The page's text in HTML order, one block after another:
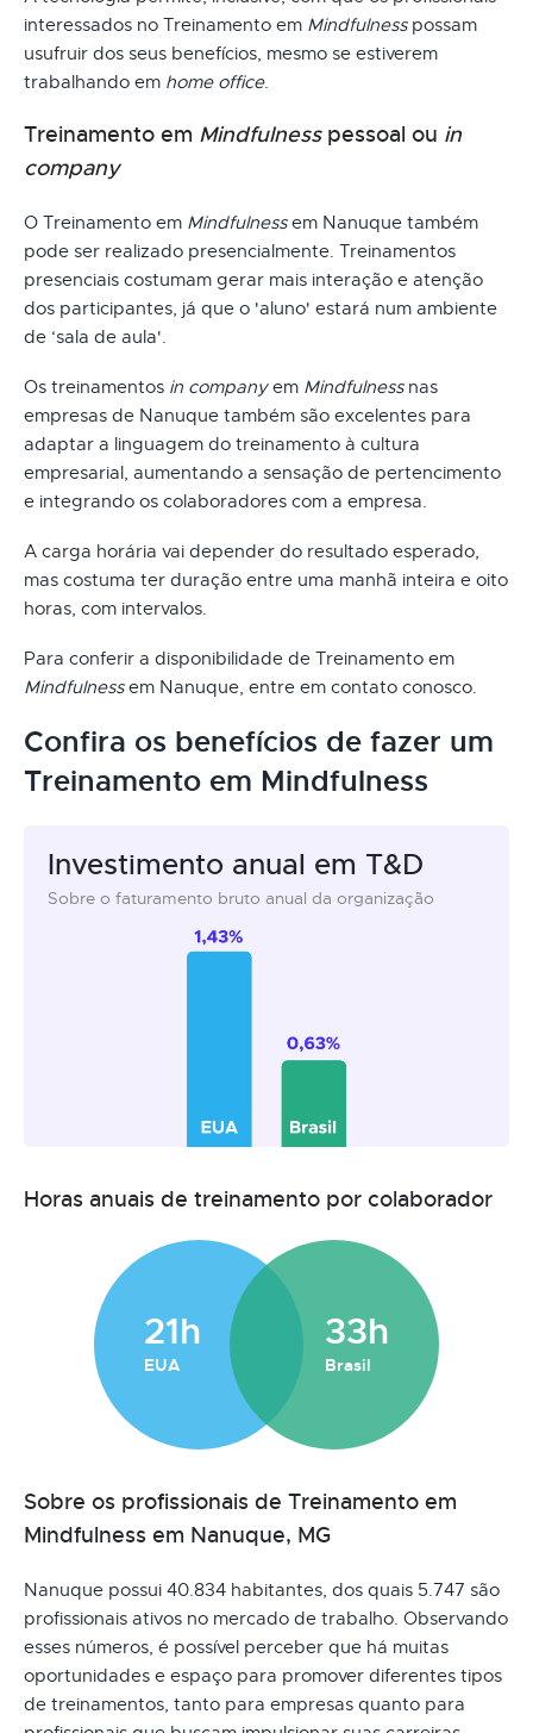
interessados no Treinamento em Mindfulnesspossam
usufruir dos seus benefícios, mesmo se estiverem
trabalhando em home office.
Treinamento em Mindfulnesspessoal ou in
company
O Treinamento em Mindfulnessem Nanuque também
pode ser realizado presencialmente. Treinamentos
presenciais costumam gerar mais interação e atenção
dos participantes, já que o 'aluno' estará num ambiente
de ‘sala de aula'.
Os treinamentos in companyem Mindfulnessnas
empresas de Nanuque também são excelentes para
adaptar a linguagem do treinamento à cultura
empresarial, aumentando a sensação de pertencimento
e integrando os colaboradores com a empresa.
A carga horária vai depender do resultado esperado,
mas costuma ter duração entre uma manhã inteira e oito
horas, com intervalos.
Para conferir a disponibilidade de Treinamento em
Mindfulnessem Nanuque, entre em contato conosco.
Confira os benefícios de fazer um
Treinamento em Mindfulness
Investimento anual em T&D
Sobre o faturamento bruto anual da organização
Horas anuais de treinamento por colaborador
21h
EUA
33h
Brasil
Sobre os profissionais de Treinamento em
Mindfulness em Nanuque, MG
Nanuque possui 40.834 habitantes, dos quais 5.747 são
profissionais ativos no mercado de trabalho. Observando
esses números, é possível perceber que há muitas
oportunidades e espaço para promover diferentes tipos
de treinamentos, tanto para empresas quanto para